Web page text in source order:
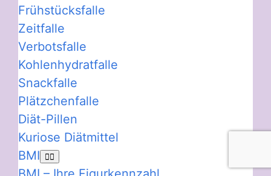
Frühstücksfalle
Zeitfalle
Verbotsfalle
Kohlenhydratfalle
Snackfalle
Plätzchenfalle
Diät-Pillen
Kuriose Diätmittel
BMI